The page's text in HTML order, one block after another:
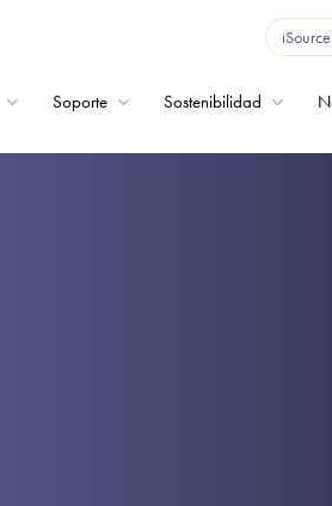
iSource
Soporte Sostenibilidad